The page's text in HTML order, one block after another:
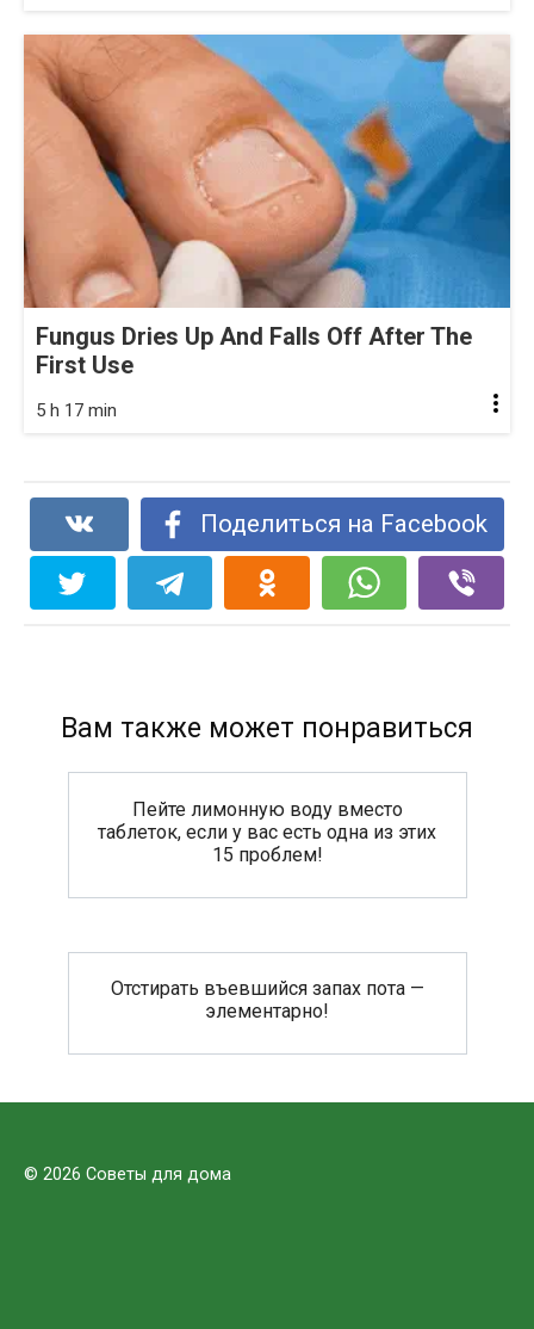
Fungus Dries Up And Falls Off After The
First Use
5 h 17 min
Поделиться на Facebook
Вам также может понравиться
Пейте лимонную воду вместо
таблеток, если у вас есть одна из этих
15 проблем!
Отстирать въевшийся запах пота —
элементарно!
© 2026 Советы для дома